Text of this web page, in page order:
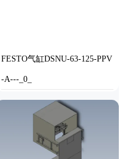
FESTO气缸DSNU-63-125-PPV
-A---_0_
STP